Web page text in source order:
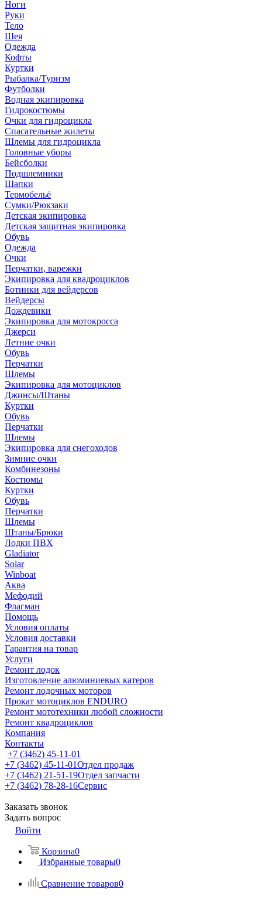
Ноги
Руки
Тело
Шея
Одежда
Кофты
Куртки
Рыбалка/Туризм
Футболки
Водная экипировка
Гидрокостюмы
Очки для гидроцикла
Спасательные жилеты
Шлемы для гидроцикла
Головные уборы
Бейсболки
Подшлемники
Шапки
Термобельё
Сумки/Рюкзаки
Детская экипировка
Детская защитная экипировка
Обувь
Одежда
Очки
Перчатки, варежки
Экипировка для квадроциклов
Ботинки для вейдерсов
Вейдерсы
Дождевики
Экипировка для мотокросса
Джерси
Летние очки
Обувь
Перчатки
Шлемы
Экипировка для мотоциклов
Джинсы/Штаны
Куртки
Обувь
Перчатки
Шлемы
Экипировка для снегоходов
Зимние очки
Комбинезоны
Костюмы
Куртки
Обувь
Перчатки
Шлемы
Штаны/Брюки
Лодки ПВХ
Gladiator
Solar
Winboat
Аква
Мефодий
Флагман
Помощь
Условия оплаты
Условия доставки
Гарантия на товар
Услуги
Ремонт лодок
Изготовление алюминиевых катеров
Ремонт лодочных моторов
Прокат мотоциклов ENDURO
Ремонт мототехники любой сложности
Ремонт квадроциклов
Компания
Контакты
+7 (3462) 45-11-01
+7 (3462) 45-11-01Отдел продаж
+7 (3462) 21-51-19Отдел запчасти
+7 (3462) 78-28-16Сервис
Заказать звонок
Задать вопрос
Войти
Корзина0
Избранные товары0
Сравнение товаров0